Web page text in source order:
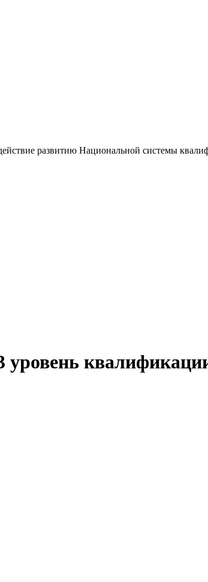
развитию Национальной системы
уровень